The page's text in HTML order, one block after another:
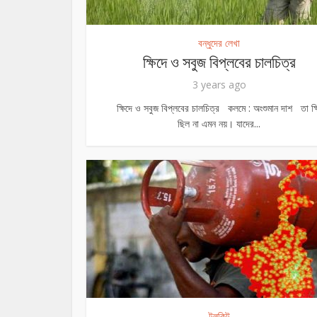
বন্ধুদের লেখা
ক্ষিদে ও সবুজ বিপ্লবের চালচিত্র
3 years ago
ক্ষিদে ও সবুজ বিপ্লবের চালচিত্র কলমে : অংশুমান দাশ তা
ছিল না এমন নয়। যাদের...
গোটা